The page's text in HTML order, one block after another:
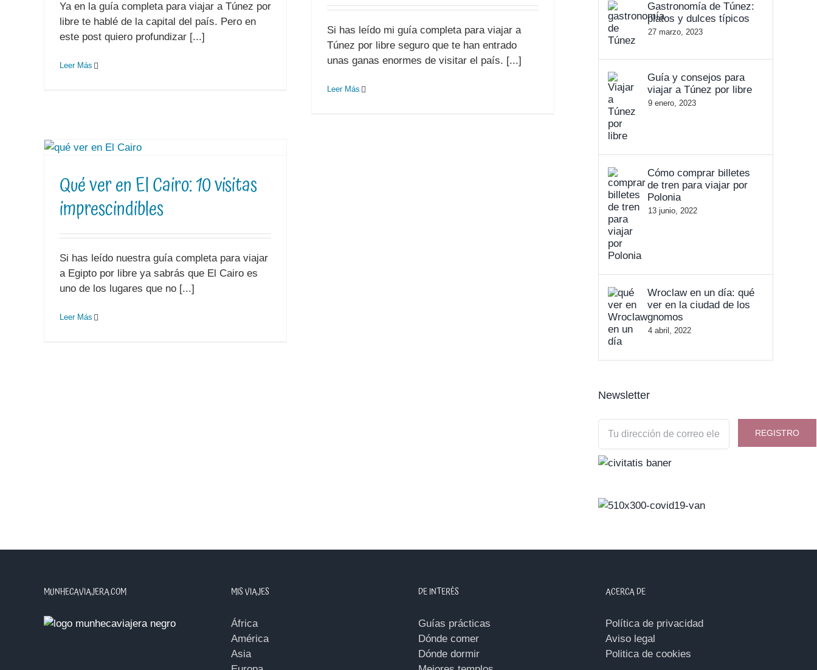
Ya en la guía completa para viajar a Túnez por
libre te hablé de la capital del país. Pero en
este post quiero profundizar [...]
Leer Más
Si has leído mi guía completa para viajar a
Túnez por libre seguro que te han entrado
unas ganas enormes de visitar el país. [...]
Leer Más
Qué ver en El Cairo: 10 visitas
imprescindibles
Si has leído nuestra guía completa para viajar
a Egipto por libre ya sabrás que El Cairo es
uno de los lugares que no [...]
Leer Más
Gastronomía de Túnez:
platos y dulces típicos
27 marzo, 2023
Guía y consejos para
viajar a Túnez por libre
9 enero, 2023
Cómo comprar billetes
de tren para viajar por
Polonia
13 junio, 2022
Wroclaw en un día: qué
ver en la ciudad de los
gnomos
4 abril, 2022
Newsletter
MUNHECAVIAJERA.COM MIS VIAJES
África
América
Asia
DE INTERÉS
Guías prácticas
Dónde comer
Dónde dormir
ACERCA DE
Política de privacidad
Aviso legal
Politica de cookies